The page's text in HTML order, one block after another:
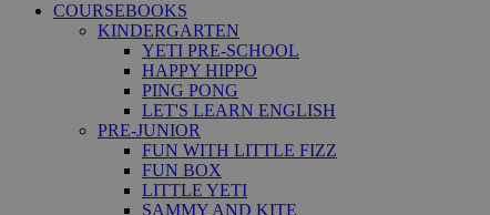
COURSEBOOKS
KINDERGARTEN
YETI PRE-SCHOOL
HAPPY HIPPO
PING PONG
LET'S LEARN ENGLISH
PRE-JUNIOR
FUN WITH LITTLE FIZZ
FUN BOX
LITTLE YETI
SAMMY AND KITE